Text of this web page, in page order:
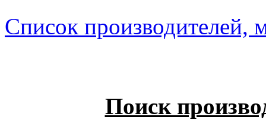
Список производителей,
Поиск